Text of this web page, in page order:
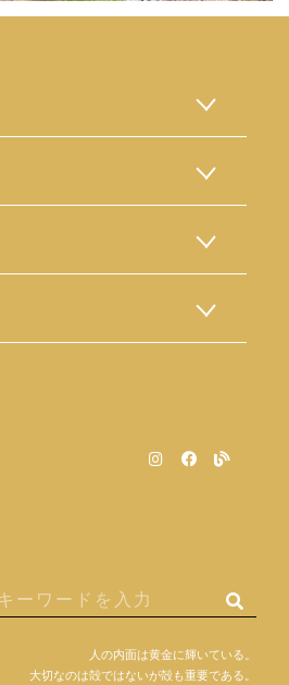
人の内面は黄金に輝いている。
大切なのは殻ではないが殻も重要である。